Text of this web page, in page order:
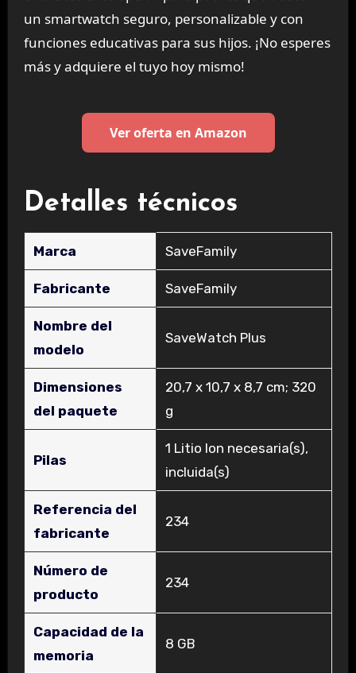
un smartwatch seguro, personalizable y con
funciones educativas para sus hijos. ¡No esperes
más y adquiere el tuyo hoy mismo!
Ver oferta en Amazon
Detalles técnicos
Marca ‎SaveFamily
Fabricante ‎SaveFamily
Nombre del
modelo
‎SaveWatch Plus
Dimensiones
del paquete
‎20,7 x 10,7 x 8,7 cm; 320
g
Pilas
‎1 Litio Ion necesaria(s),
incluida(s)
Referencia del
fabricante
‎234
Número de
producto
‎234
Capacidad de la
memoria
‎8 GB